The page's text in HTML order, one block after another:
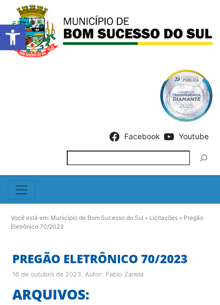
Barra de Ferramentas
Facebook Youtube
Você está em: Município de Bom Sucesso do Sul » Licitações » Pregão
Eletrônico 70/2023
PREGÃO ELETRÔNICO 70/2023
16 de outubro de 2023. Autor: Fabio Zanela
ARQUIVOS: